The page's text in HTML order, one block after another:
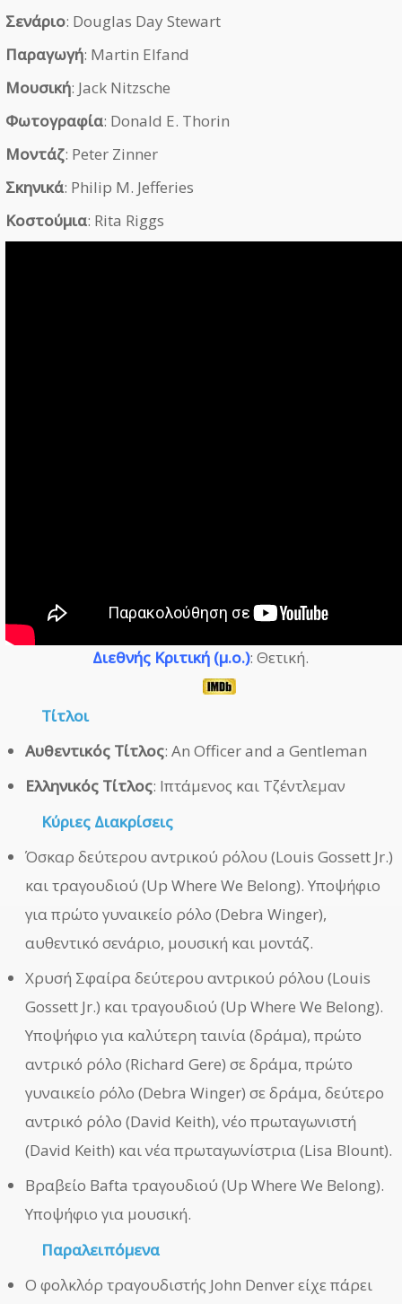
Σενάριο: Douglas Day Stewart
Παραγωγή: Martin Elfand
Μουσική: Jack Nitzsche
Φωτογραφία: Donald E. Thorin
Μοντάζ: Peter Zinner
Σκηνικά: Philip M. Jefferies
Κοστούμια: Rita Riggs
Διεθνής Κριτική (μ.ο.): Θετική.
Τίτλοι
Αυθεντικός Τίτλος: An Officer and a Gentleman
Ελληνικός Τίτλος: Ιπτάμενος και Τζέντλεμαν
Κύριες Διακρίσεις
Όσκαρ δεύτερου αντρικού ρόλου (Louis Gossett Jr.)
και τραγουδιού (Up Where We Belong). Υποψήφιο
για πρώτο γυναικείο ρόλο (Debra Winger),
αυθεντικό σενάριο, μουσική και μοντάζ.
Χρυσή Σφαίρα δεύτερου αντρικού ρόλου (Louis
Gossett Jr.) και τραγουδιού (Up Where We Belong).
Υποψήφιο για καλύτερη ταινία (δράμα), πρώτο
αντρικό ρόλο (Richard Gere) σε δράμα, πρώτο
γυναικείο ρόλο (Debra Winger) σε δράμα, δεύτερο
αντρικό ρόλο (David Keith), νέο πρωταγωνιστή
(David Keith) και νέα πρωταγωνίστρια (Lisa Blount).
Βραβείο Bafta τραγουδιού (Up Where We Belong).
Υποψήφιο για μουσική.
Παραλειπόμενα
Ο φολκλόρ τραγουδιστής John Denver είχε πάρει